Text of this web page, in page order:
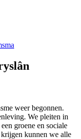
weer begonnen.
We pleiten in
groene en sociale
kunnen we alle